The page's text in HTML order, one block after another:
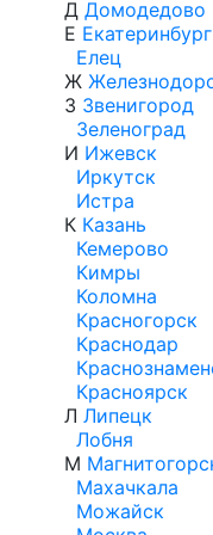
Д Домодедово
Е Екатеринбург
Елец
Ж
З Звенигород
Зеленоград
И Ижевск
Иркутск
Истра
К Казань
Кемерово
Кимры
Коломна
Красногорск
Краснодар
Красноярск
Л Липецк
Лобня
М
Махачкала
Можайск